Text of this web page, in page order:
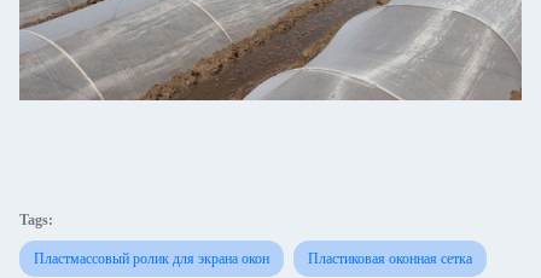
Tags:
Пластмассовый ролик для экрана окон Пластиковая оконная сетка